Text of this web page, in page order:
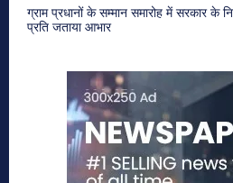
ग्राम प्रधानों के सम्मान समारोह में सरकार के
प्रति जताया आभार